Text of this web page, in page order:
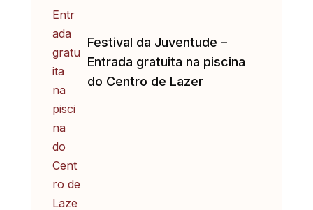
Festival da Juventude –
Entrada gratuita na piscina
do Centro de Lazer